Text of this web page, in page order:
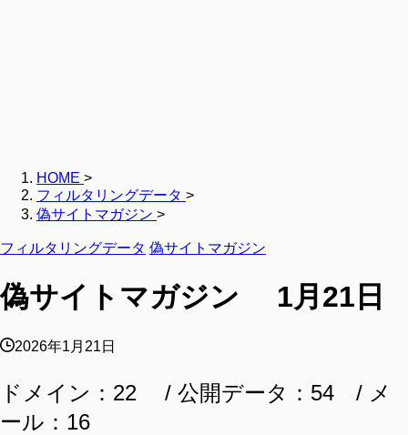
HOME >
フィルタリングデータ >
偽サイトマガジン >
フィルタリングデータ 偽サイトマガジン
偽サイトマガジン 1月21日
2026年1月21日
ドメイン：22 / 公開データ：54 / メ
ール：16